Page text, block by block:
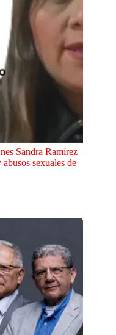
Sandra Ramírez
sexuales de